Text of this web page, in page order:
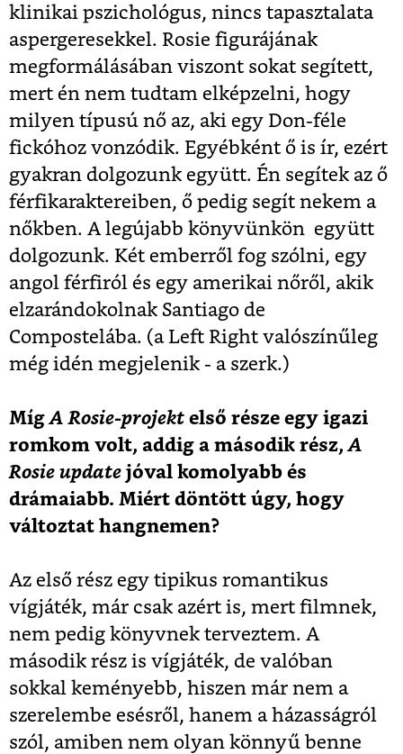
klinikai pszichológus, nincs tapasztalata
aspergeresekkel. Rosie figurájának
megformálásában viszont sokat segített,
mert én nem tudtam elképzelni, hogy
milyen típusú nő az, aki egy Don-féle
fickóhoz vonzódik. Egyébként ő is ír, ezért
gyakran dolgozunk együtt. Én segítek az ő
férfikaraktereiben, ő pedig segít nekem a
nőkben. A legújabb könyvünkön együtt
dolgozunk. Két emberről fog szólni, egy
angol férfiról és egy amerikai nőről, akik
elzarándokolnak Santiago de
Compostelába. (a Left Right valószínűleg
még idén megjelenik - a szerk.)
MígA Rosie-projekt első része egy igazi
romkom volt, addig a második rész,A
Rosie update jóval komolyabb és
drámaiabb. Miért döntött úgy, hogy
változtat hangnemen?
Az első rész egy tipikus romantikus
vígjáték, már csak azért is, mert filmnek,
nem pedig könyvnek terveztem. A
második rész is vígjáték, de valóban
sokkal keményebb, hiszen már nem a
szerelembe esésről, hanem a házasságról
szól, amiben nem olyan könnyű benne